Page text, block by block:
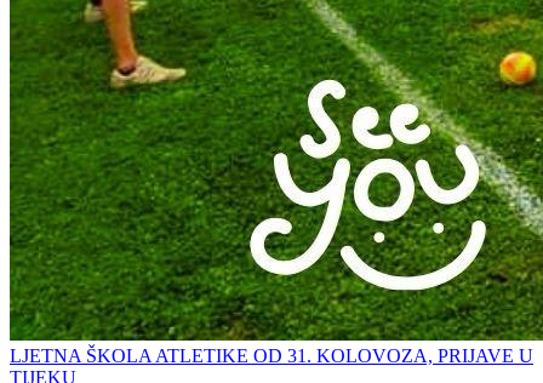
LJETNA ŠKOLA ATLETIKE OD 31. KOLOVOZA, PRIJAVE U
TIJEKU